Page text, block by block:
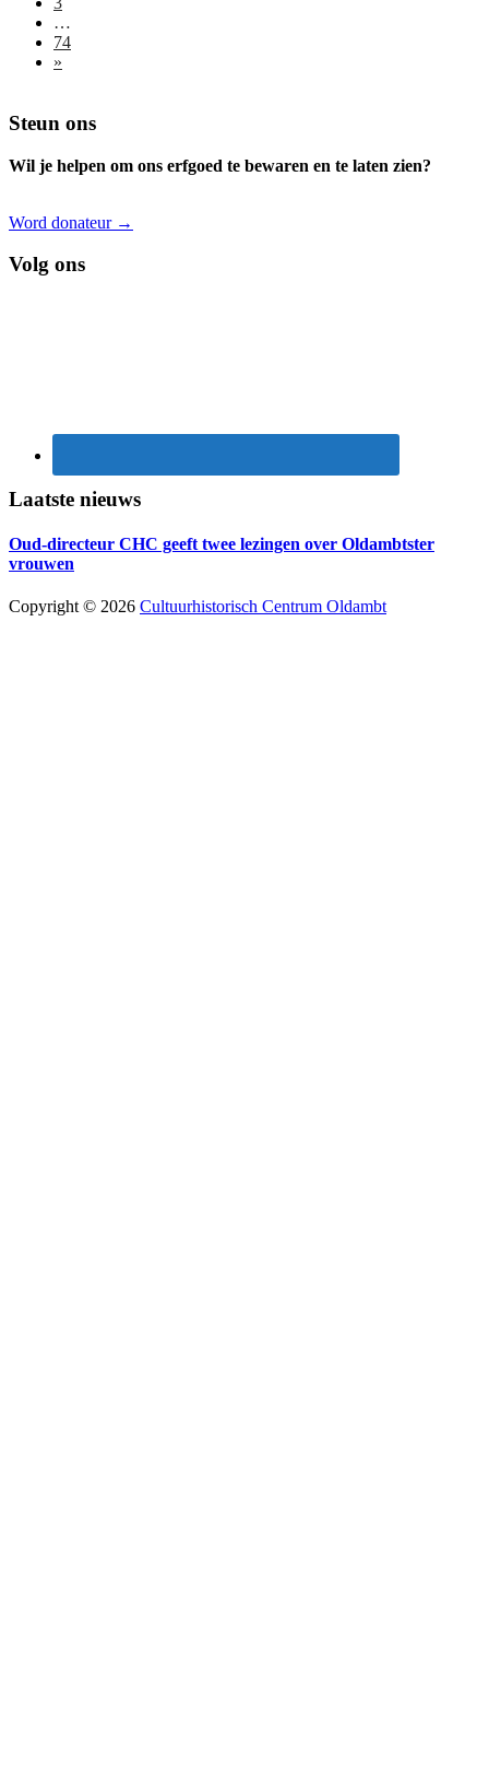
…
74
»
Footer
Steun ons
Wil je helpen om ons erfgoed te bewaren en te laten zien?
Word donateur →
Volg ons
Laatste nieuws
Oud-directeur CHC geeft twee lezingen over Oldambtster
vrouwen
Copyright © 2026 Cultuurhistorisch Centrum Oldambt